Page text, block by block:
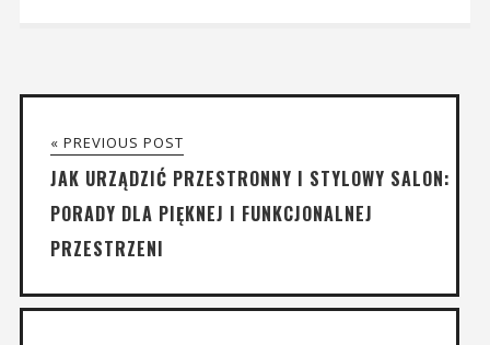
« PREVIOUS POST
JAK URZĄDZIĆ PRZESTRONNY I STYLOWY SALON:
PORADY DLA PIĘKNEJ I FUNKCJONALNEJ
PRZESTRZENI